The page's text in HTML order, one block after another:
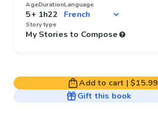
Age
5+
Duration
1h22
Language
Story type
My Stories to Compose
Add to cart |$15.99
Gift this book